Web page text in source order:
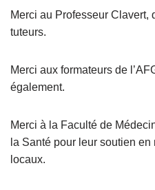
Merci au Professeur Clavert,
tuteurs.
Merci aux formateurs de
également.
Merci à la Faculté de
la Santé pour leur soutien
locaux.